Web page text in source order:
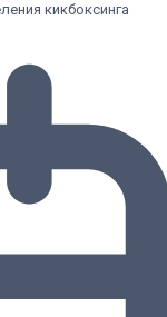
кикбоксинга